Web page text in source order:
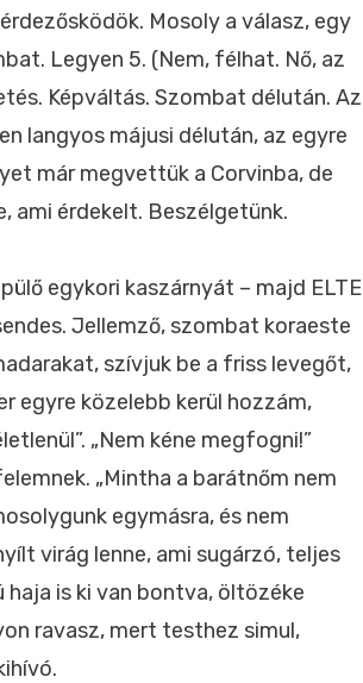
Mosoly a válasz, egy
Legyen 5. (Nem, félhat. Nő, az
Képváltás. Szombat délután. Az
langyos májusi délután, az egyre
már megvettük a Corvinba, de
ami érdekelt. Beszélgetünk.
egykori kaszárnyát – majd ELTE
Jellemző, szombat koraeste
szívjuk be a friss levegőt,
egyre közelebb kerül hozzám,
„Nem kéne megfogni!”
„Mintha a barátnőm nem
egymásra, és nem
virág lenne, ami sugárzó, teljes
haja is ki van bontva, öltözéke
ravasz, mert testhez simul,